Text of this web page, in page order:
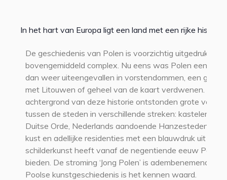
In het hart van Europa ligt een land met een rijke historie.
De geschiedenis van Polen is voorzichtig uitgedrukt
bovengemiddeld complex. Nu eens was Polen een
dan weer uiteengevallen in vorstendommen, een
met Litouwen of geheel van de kaart verdwenen.
achtergrond van deze historie ontstonden grote
tussen de steden in verschillende streken: kastelen van
Duitse Orde, Nederlands aandoende Hanzesteden aan
kust en adellijke residenties met een blauwdruk uit
schilderkunst heeft vanaf de negentiende eeuw Polen
bieden. De stroming ‘Jong Polen’ is adembenemend
Poolse kunstgeschiedenis is het kennen waard.